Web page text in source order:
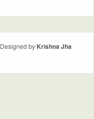
Designed by Krishna Jha